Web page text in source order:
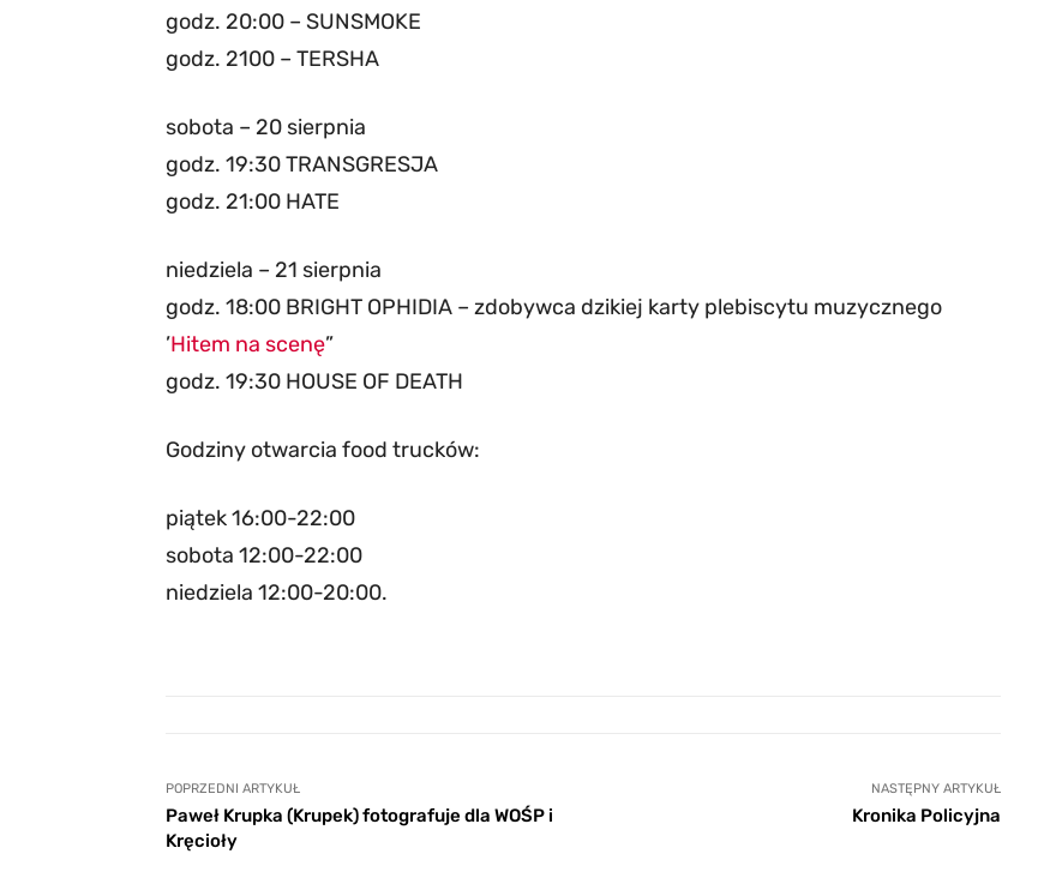
godz. 20:00 – SUNSMOKE
godz. 2100 – TERSHA
sobota – 20 sierpnia
godz. 19:30 TRANSGRESJA
godz. 21:00 HATE
niedziela – 21 sierpnia
godz. 18:00 BRIGHT OPHIDIA – zdobywca dzikiej karty plebiscytu muzycznego
’Hitem na scenę”
godz. 19:30 HOUSE OF DEATH
Godziny otwarcia food trucków:
piątek 16:00-22:00
sobota 12:00-22:00
niedziela 12:00-20:00.
POPRZEDNI ARTYKUŁ
Paweł Krupka (Krupek) fotografuje dla WOŚP i
Kręcioły
NASTĘPNY ARTYKUŁ
Kronika Policyjna